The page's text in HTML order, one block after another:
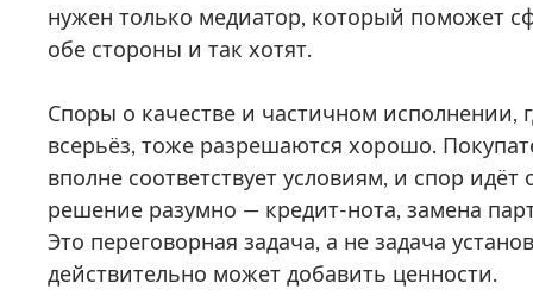
нужен только медиатор, который поможет
обе стороны и так хотят.
Споры о качестве и частичном исполнении,
всерьёз, тоже разрешаются хорошо.
вполне соответствует условиям, и спор
решение разумно — кредит-нота, замена
Это переговорная задача, а не задача
действительно может добавить ценности.